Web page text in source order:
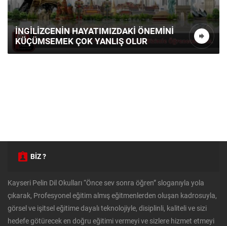
İNGILIZCENIN HAYATIMIZDAKI ÖNEMINI
KÜÇÜMSEMEK ÇOK YANLIŞ OLUR
BİZ ?
Kayseri Pelin Dil Okulları “Önce sev sonra öğren” sloganıyla yola
çıkarak, Profesyonel eğitim almış eğitmenlerden oluşan kadrosuyla,
görsel ve işitsel eğitime dayalı teknolojiyle, disiplinli, kaliteli ve sizi
hedefe götürecek en doğru eğitimi vermeyi ve sizlere hizmet etmeyi